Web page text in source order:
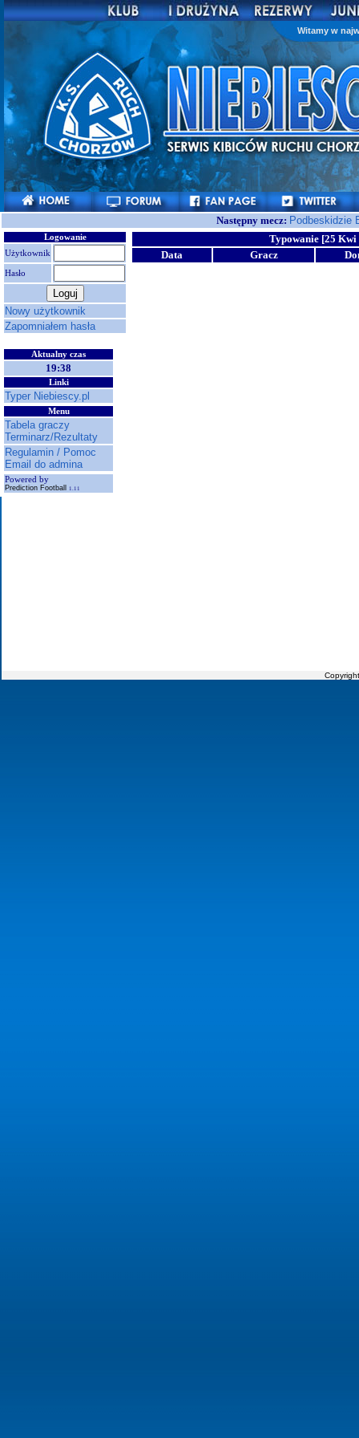
Witamy w
Następny mecz: Podbeskidzie
Logowanie
Użytkownik
Hasło
Nowy użytkownik
Zapomniałem hasła
Aktualny czas
19:38
Linki
Typer Niebiescy.pl
Menu
Tabela graczy
Terminarz/Rezultaty
Regulamin / Pomoc
Email do admina
Powered by
Prediction Football 1.11
Typowanie [25 Kwi
Data
Gracz